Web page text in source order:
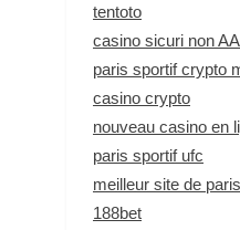
tentoto
casino sicuri non
paris sportif crypto
casino crypto
nouveau casino en
paris sportif ufc
meilleur site de
188bet